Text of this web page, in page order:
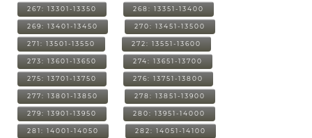
267: 13301-13350 268: 13351-13400
269: 13401-13450 270: 13451-13500
271: 13501-13550 272: 13551-13600
273: 13601-13650 274: 13651-13700
275: 13701-13750 276: 13751-13800
277: 13801-13850 278: 13851-13900
279: 13901-13950 280: 13951-14000
281: 14001-14050 282: 14051-14100